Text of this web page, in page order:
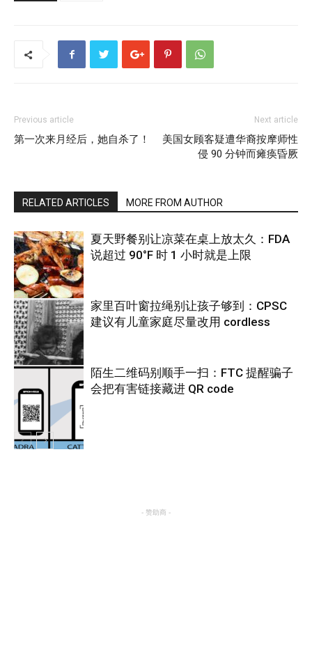
Previous article
第一次来月经后，她自杀了！
Next article
美国女顾客疑遭华裔按摩师性
侵 90 分钟而瘫痪昏厥
RELATED ARTICLES MORE FROM AUTHOR
热点
夏天野餐别让凉菜在桌上放太久：FDA
说超过 90°F 时 1 小时就是上限
热点
家里百叶窗拉绳别让孩子够到：CPSC
建议有儿童家庭尽量改用 cordless
陌生二维码别顺手一扫：FTC 提醒骗子
会把有害链接藏进 QR code
- 赞助商 -